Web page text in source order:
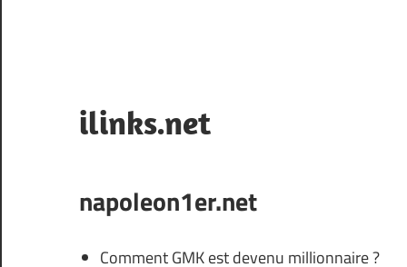
ilinks.net
napoleon1er.net
Comment GMK est devenu millionnaire ?